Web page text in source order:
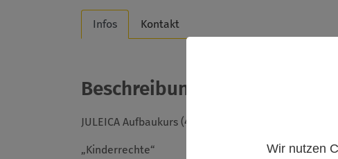
Wir nutzen
Infos Kontakt
Beschreibung
JULEICA Aufbaukurs (4 Stunden)
„Kinderrechte“